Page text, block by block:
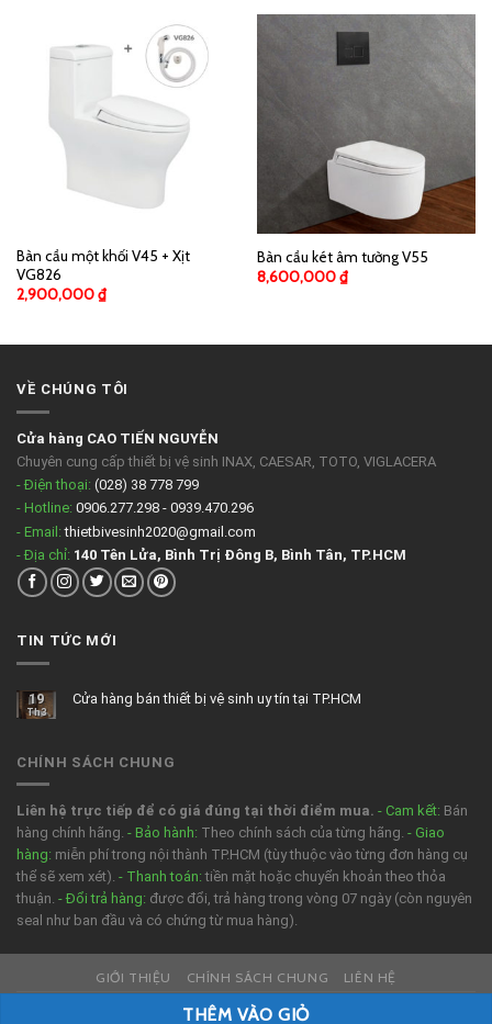
THÊM VÀO GIỎ
Bàn cầu một khối V45 + Xịt
VG826
2,900,000₫
Bàn cầu két âm tường V55
8,600,000₫
VỀ CHÚNG TÔI
Cửa hàng CAO TIẾN NGUYỄN
Chuyên cung cấp thiết bị vệ sinh INAX, CAESAR, TOTO, VIGLACERA
- Điện thoại: (028) 38 778 799
- Hotline: 0906.277.298 - 0939.470.296
- Email: thietbivesinh2020@gmail.com
- Địa chỉ: 140 Tên Lửa, Bình Trị Đông B, Bình Tân, TP.HCM
TIN TỨC MỚI
19
Th3
Cửa hàng bán thiết bị vệ sinh uy tín tại TP.HCM
CHÍNH SÁCH CHUNG
Liên hệ trực tiếp để có giá đúng tại thời điểm mua. - Cam kết: Bán
hàng chính hãng. - Bảo hành: Theo chính sách của từng hãng. - Giao
hàng: miễn phí trong nội thành TP.HCM (tùy thuộc vào từng đơn hàng cụ
thể sẽ xem xét). - Thanh toán: tiền mặt hoặc chuyển khoản theo thỏa
thuận. - Đổi trả hàng: được đổi, trả hàng trong vòng 07 ngày (còn nguyên
seal như ban đầu và có chứng từ mua hàng).
GIỚI THIỆU CHÍNH SÁCH CHUNG LIÊN HỆ
Phát triển và duy trì bởi:Cao Tiến Nguyễn